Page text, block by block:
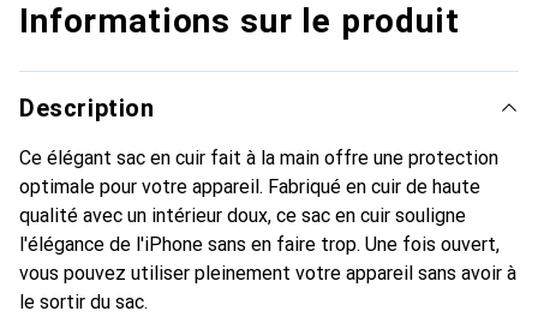
Informations sur le produit
Description
Ce élégant sac en cuir fait à la main offre une protection
optimale pour votre appareil. Fabriqué en cuir de haute
qualité avec un intérieur doux, ce sac en cuir souligne
l'élégance de l'iPhone sans en faire trop. Une fois ouvert,
vous pouvez utiliser pleinement votre appareil sans avoir à
le sortir du sac.